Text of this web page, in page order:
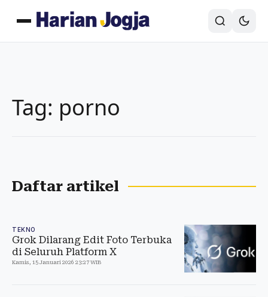
Tag: porno
Daftar artikel
TEKNO
Grok Dilarang Edit Foto Terbuka
di Seluruh Platform X
Kamis, 15 Januari 2026 23:27 WIB